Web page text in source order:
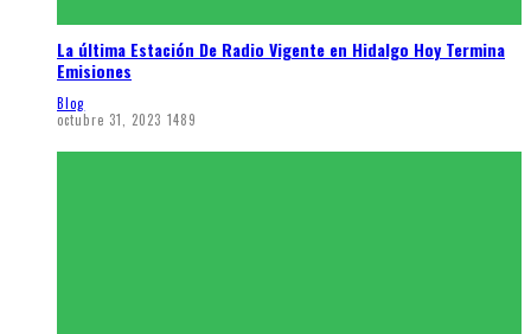
La última Estación De Radio Vigente en Hidalgo Hoy Termina
Emisiones
Blog
octubre 31, 2023 1489